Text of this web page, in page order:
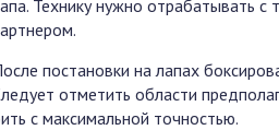
Технику нужно отрабатывать с
постановки на лапах
отметить области
с максимальной точностью.